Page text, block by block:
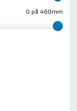
0 på 460mm